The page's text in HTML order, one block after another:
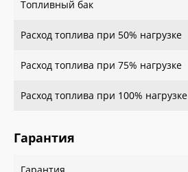
Топливный бак
Расход топлива при 50% нагрузке
Расход топлива при 75% нагрузке
Расход топлива при 100% нагрузке
Гарантия